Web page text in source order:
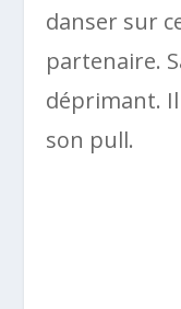
danser sur
partenaire.
déprimant.
son pull.